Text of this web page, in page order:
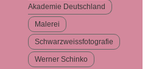
Akademie Deutschland
Malerei
Schwarzweissfotografie
Werner Schinko